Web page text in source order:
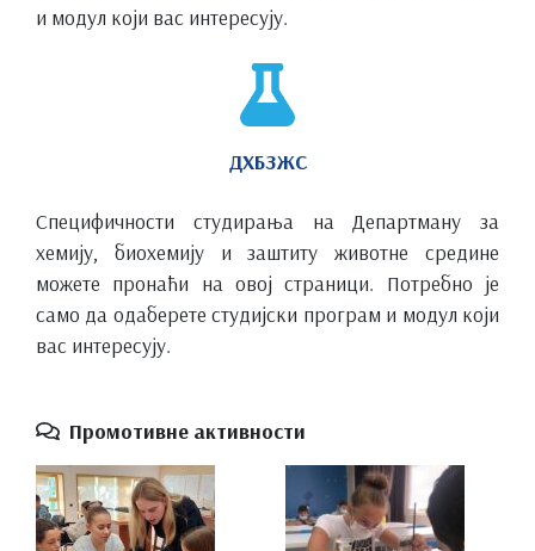
и модул који вас интересују.
ДХБЗЖС
Специфичности студирања на Департману за
хемију, биохемију и заштиту животне средине
можете пронаћи на овој страници. Потребно је
само да одаберете студијски програм и модул који
вас интересују.
Промотивне активности